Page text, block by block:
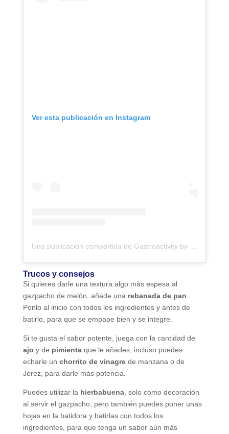
Ver esta publicación en Instagram
Una publicación compartida de Gastroactivity by Eva Garcinuño | Revista Gastronómica (@gastroactivity)
Trucos y consejos
Si quieres darle una textura algo más espesa al
gazpacho de melón, añade una rebanada de pan.
Ponlo al inicio con todos los ingredientes y antes de
batirlo, para que se empape bien y se integre.
Si te gusta el sabor potente, juega con la cantidad de
ajo y de pimientaque le añades, incluso puedes
echarle un chorrito de vinagrede manzana o de
Jerez, para darle más potencia.
Puedes utilizar la hierbabuena, solo como decoración
al servir el gazpacho, pero también puedes poner unas
hojas en la batidora y batirlas con todos los
ingredientes, para que tenga un sabor aún más